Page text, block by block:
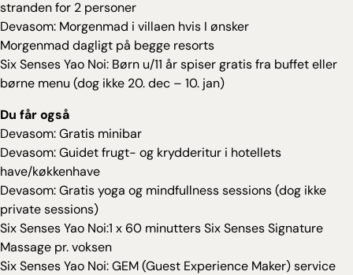
stranden for 2 personer
Devasom: Morgenmad i villaen hvis I ønsker
Morgenmad dagligt på begge resorts
Six Senses Yao Noi: Børn u/11 år spiser gratis fra buffet eller
børne menu (dog ikke 20. dec – 10. jan)
Du får også
Devasom: Gratis minibar
Devasom: Guidet frugt- og krydderitur i hotellets
have/køkkenhave
Devasom: Gratis yoga og mindfullness sessions (dog ikke
private sessions)
Six Senses Yao Noi:1 x 60 minutters Six Senses Signature
Massage pr. voksen
Six Senses Yao Noi: GEM (Guest Experience Maker) service